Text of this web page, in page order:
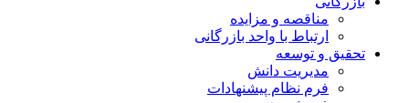
مناقصه و مزایده
ارتباط با واحد بازرگانی
تحقیق و توسعه
مدیریت دانش
فرم نظام پیشنهادات